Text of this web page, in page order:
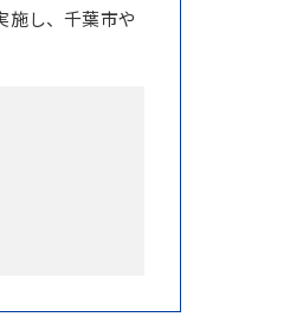
施し、千葉市や